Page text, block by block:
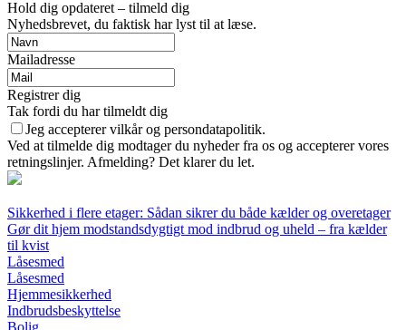
Hold dig opdateret – tilmeld dig
Nyhedsbrevet, du faktisk har lyst til at læse.
Mailadresse
Registrer dig
Tak fordi du har tilmeldt dig
Jeg accepterer vilkår og persondatapolitik.
Ved at tilmelde dig modtager du nyheder fra os og accepterer vores
retningslinjer. Afmelding? Det klarer du let.
Sikkerhed i flere etager: Sådan sikrer du både kælder og overetager
Gør dit hjem modstandsdygtigt mod indbrud og uheld – fra kælder
til kvist
Låsesmed
Låsesmed
Hjemmesikkerhed
Indbrudsbeskyttelse
Bolig